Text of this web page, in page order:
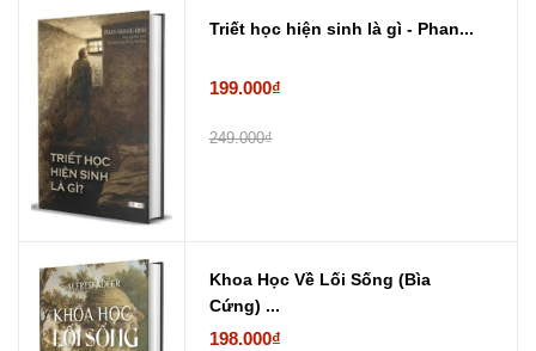
Triết học hiện sinh là gì - Phan...
199.000₫
249.000₫
Khoa Học Về Lối Sống (Bìa
Cứng) ...
198.000₫